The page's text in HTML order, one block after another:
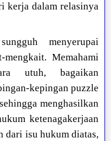
kerja dalam relasinya
menyerupai
Memahami
utuh, bagaikan
kepingan puzzle
menghasilkan
ketenagakerjaan
dari isu hukum diatas,